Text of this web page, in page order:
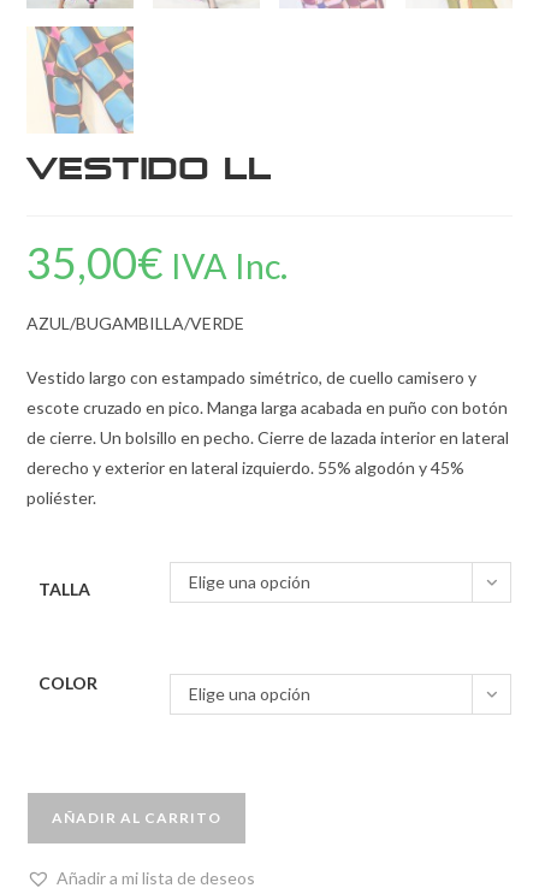
Vestido LL
35,00€ IVA Inc.
AZUL/BUGAMBILLA/VERDE
Vestido largo con estampado simétrico, de cuello camisero y
escote cruzado en pico. Manga larga acabada en puño con botón
de cierre. Un bolsillo en pecho. Cierre de lazada interior en lateral
derecho y exterior en lateral izquierdo. 55% algodón y 45%
poliéster.
TALLA Elige una opción
COLOR
Elige una opción
AÑADIR AL CARRITO
Añadir a mi lista de deseos